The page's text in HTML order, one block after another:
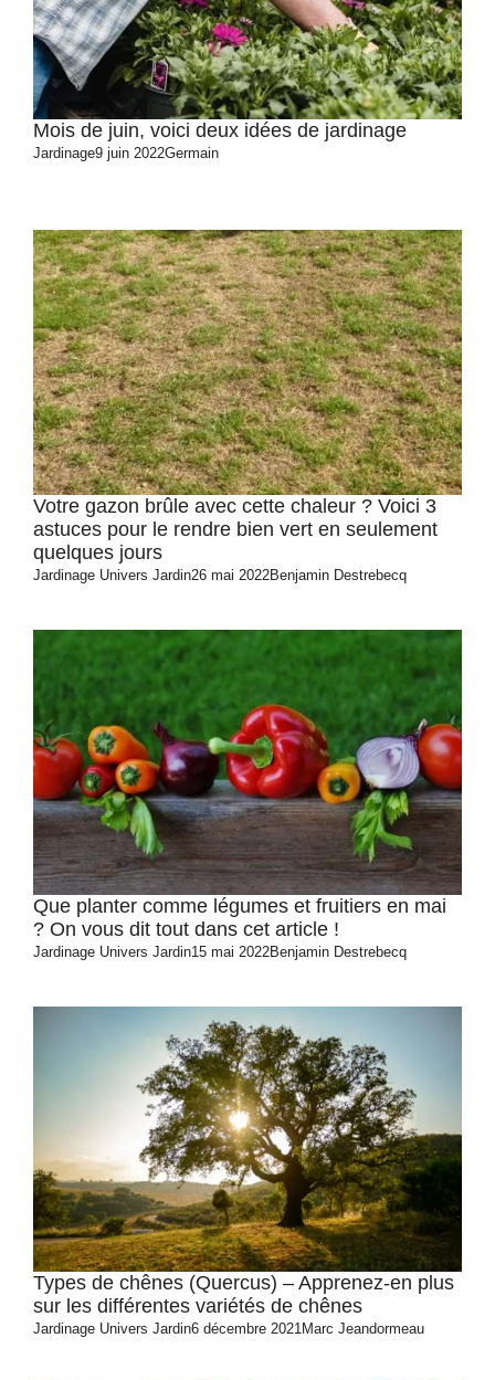
Mois de juin, voici deux idées de jardinage
Jardinage9 juin 2022Germain
Votre gazon brûle avec cette chaleur ? Voici 3
astuces pour le rendre bien vert en seulement
quelques jours
Jardinage Univers Jardin26 mai 2022Benjamin Destrebecq
Que planter comme légumes et fruitiers en mai
? On vous dit tout dans cet article !
Jardinage Univers Jardin15 mai 2022Benjamin Destrebecq
Types de chênes (Quercus) – Apprenez-en plus
sur les différentes variétés de chênes
Jardinage Univers Jardin6 décembre 2021Marc Jeandormeau